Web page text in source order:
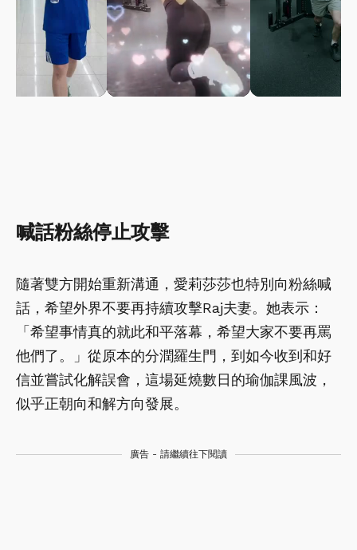
喊話粉絲停止攻擊
隨著雙方開始重新溝通，愛莉莎莎也特別向粉絲喊
話，希望外界不要再持續攻擊Raj夫妻。她表示：
「希望事情真的就此和平落幕，希望大家不要再罵
他們了。」從原本的分潤羅生門，到如今收到和好
信並嘗試化解誤會，這場延燒數日的瑜伽課風波，
似乎正朝向和解方向發展。
廣告 - 請繼續往下閱讀